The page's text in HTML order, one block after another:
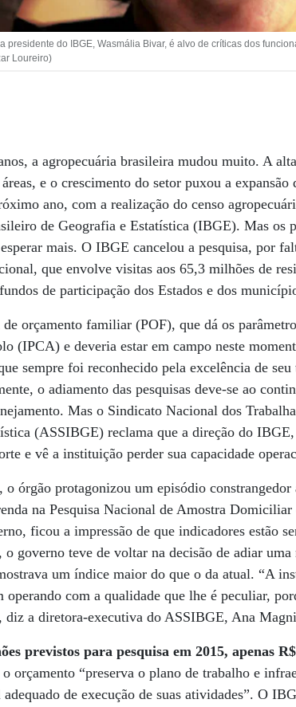
presidente do IBGE, Wasmália Bivar, é alvo de críticas dos
Loureiro)
a agropecuária brasileira mudou muito. A
e o crescimento do setor puxou a
ano, com a realização do censo
de Geografia e Estatística (IBGE). Mas os
mais. O IBGE cancelou a pesquisa, por
que envolve visitas aos 65,3 milhões de
de participação dos Estados e dos
de orçamento familiar (POF), que dá os
(IPCA) e deveria estar em campo neste
sempre foi reconhecido pela excelência de
o adiamento das pesquisas deve-se ao
Mas o Sindicato Nacional dos
(ASSIBGE) reclama que a direção do
e vê a instituição perder sua capacidade
o órgão protagonizou um episódio
na Pesquisa Nacional de Amostra
ficou a impressão de que indicadores estão
governo teve de voltar na decisão de adiar uma
um índice maior do que o da atual. “A
operando com a qualidade que lhe é peculiar,
diz a diretora-executiva do ASSIBGE, Ana
previstos para pesquisa em 2015, apenas
orçamento “preserva o plano de trabalho e
de execução de suas atividades”. O